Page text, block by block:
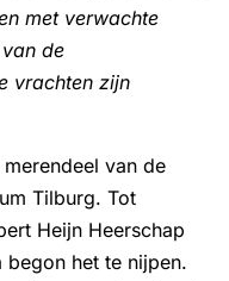
met verwachte
de
vrachten zijn
van de
Tilburg. Tot
Heijn Heerschap
begon het te nijpen.